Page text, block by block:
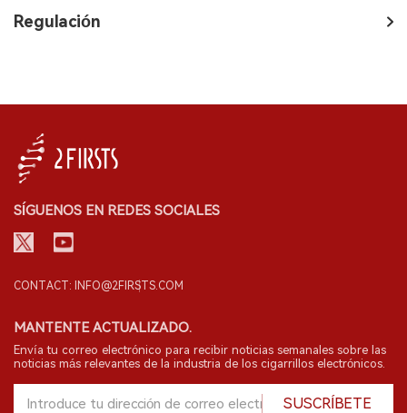
Regulación
SÍGUENOS EN REDES SOCIALES
CONTACT: INFO@2FIRSTS.COM
MANTENTE ACTUALIZADO.
Envía tu correo electrónico para recibir noticias semanales sobre las
noticias más relevantes de la industria de los cigarrillos electrónicos.
SUSCRÍBETE